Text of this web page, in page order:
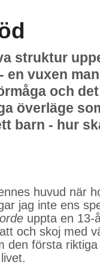
struktur
en vuxen
och det
överläge
barn - hur
huvud när
jag inte ens
uppta en 13-
och skoj med
den första